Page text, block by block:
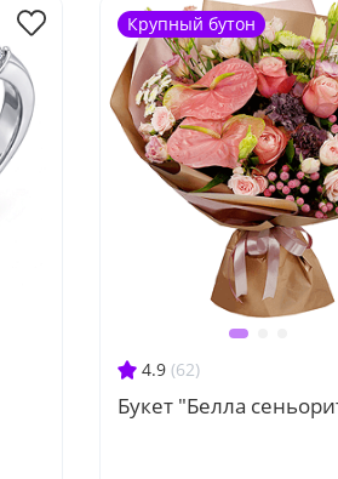
4.9 (62)
Букет "Белла
Крупный бутон